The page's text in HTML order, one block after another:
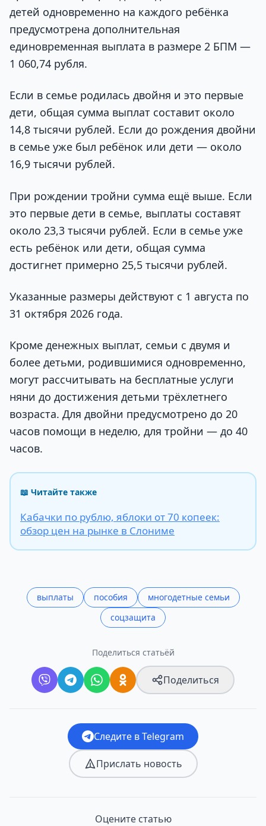
детей одновременно на каждого ребёнка
предусмотрена дополнительная
единовременная выплата в размере 2 БПМ —
1 060,74 рубля.
Если в семье родилась двойня и это первые
дети, общая сумма выплат составит около
14,8 тысячи рублей. Если до рождения двойни
в семье уже был ребёнок или дети — около
16,9 тысячи рублей.
При рождении тройни сумма ещё выше. Если
это первые дети в семье, выплаты составят
около 23,3 тысячи рублей. Если в семье уже
есть ребёнок или дети, общая сумма
достигнет примерно 25,5 тысячи рублей.
Указанные размеры действуют с 1 августа по
31 октября 2026 года.
Кроме денежных выплат, семьи с двумя и
более детьми, родившимися одновременно,
могут рассчитывать на бесплатные услуги
няни до достижения детьми трёхлетнего
возраста. Для двойни предусмотрено до 20
часов помощи в неделю, для тройни — до 40
часов.
📖 Читайте также
Кабачки по рублю, яблоки от 70 копеек:
обзор цен на рынке в Слониме
выплаты пособия
многодетные семьи
соцзащита
Поделиться статьёй
Поделиться
Следите в Telegram
Прислать новость
Оцените статью